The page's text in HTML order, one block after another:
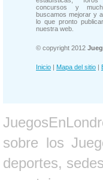
concursos y
buscamos mejorar y
lo que pronto
nuestra web.
© copyright 2012
Inicio | Mapa del sitio |
sobre los
deportes,